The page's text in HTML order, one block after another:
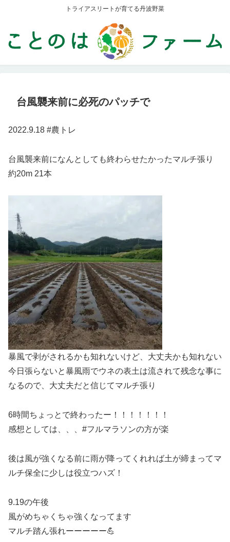
トライアスリートが育てる丹波野菜
台風襲来前に必死のパッチで
2022.9.18 #農トレ
台風襲来前になんとしても終わらせたかったマルチ張り
約20m 21本
暴風で剥がされるかも知れないけど、大丈夫かも知れない
今日張らないと暴風雨でウネの表土は流されて残念な事に
なるので、大丈夫だと信じてマルチ張り
6時間ちょっとで終わったー！！！！！！！
感想としては、、、#フルマラソンの方が楽
後は風が強くなる前に雨が降ってくれれば土が締まってマ
ルチ保全に少しは役立つハズ！
9.19の午後
風がめちゃくちゃ強くなってます
マルチ踏ん張れーーーーー💪